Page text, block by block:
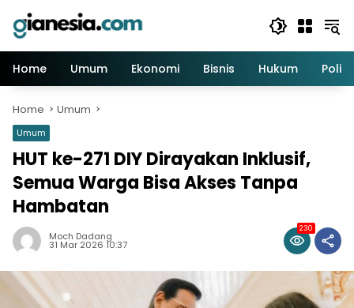
content
Home
Umum Ekonomi Bisnis Hukum Politik
Home Umum
Umum
HUT ke-271 DIY Dirayakan Inklusif,
Semua Warga Bisa Akses Tanpa
Hambatan
Moch Dadang
31 Mar 2026 10:37
230